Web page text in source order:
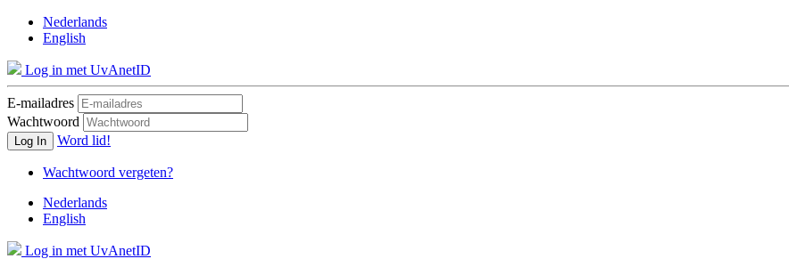
Nederlands
English
Log in met UvAnetID
E-mailadres
Wachtwoord
Log In Word lid!
Wachtwoord vergeten?
Nederlands
English
Log in met UvAnetID